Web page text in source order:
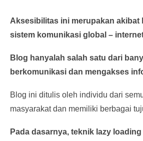
Aksesibilitas ini merupakan akibat
sistem komunikasi global –
Blog hanyalah salah satu dari
berkomunikasi dan mengakses
Blog ini ditulis oleh individu dari
masyarakat dan memiliki berbagai
Pada dasarnya, teknik lazy